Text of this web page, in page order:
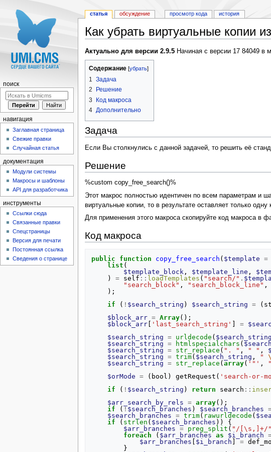
Как убрать виртуальные копии
Актуально для версии 2.9.5Начиная с версии 17 84049 в
Содержание[убрать]
1 Задача
2
Решение
3
Код макроса
4 Дополнительно
Задача
Если Вы столкнулись с данной задачей, то решить её
Решение
%custom copy_free_search()%
Этот макрос полностью идентичен по всем параметрам и
виртуальные копии, то в результате оставляет только
Для применения этого макроса скопируйте код макроса в
Код макроса
public function copy_free_search ( $template =
list (
$template_block , $template_line ,
)
= self :: loadTemplates ( "search/" .
"search_block" , "search_block_line" ,
);
if
( ! $search_string ) $search_string = (
$block_arr = Array();
$block_arr
'last_search_string' =
$search_string
= urldecode ( $search_string
$search_string
= htmlspecialchars (
$search_string
= str_replace ( ". " , " " ,
$search_string
= trim( $search_string , "
$search_string
= str_replace (array( '"' ,
$orMode
= ( bool ) getRequest ( 'search-or-
if
( ! $search_string ) return search ::
$arr_search_by_rels
= array();
if
( ! $search_branches ) $search_branches
$search_branches
= trim( rawurldecode (
if
( strlen ( $search_branches ))
{
$arr_branches
= preg_split ( "/[\s,]+/"
foreach
( $arr_branches as $i_branch
$arr_branches
$i_branch =
}
статья обсуждение просмотр кода история
поиск
навигация
Заглавная страница
Свежие правки
Случайная статья
документация
Модули системы
Макросы и шаблоны
API для разработчика
инструменты
Ссылки сюда
Связанные правки
Спецстраницы
Версия для печати
Постоянная ссылка
Сведения о странице